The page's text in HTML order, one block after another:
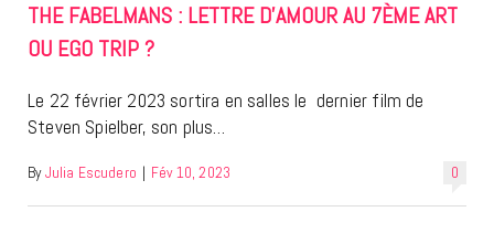
THE FABELMANS : LETTRE D’AMOUR AU 7ÈME ART
OU EGO TRIP ?
Le 22 février 2023 sortira en salles le dernier film de
Steven Spielber, son plus…
0
By Julia Escudero Fév 10, 2023